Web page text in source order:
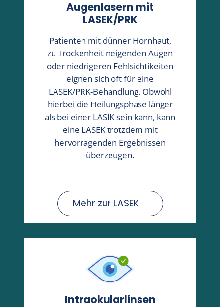
Augenlasern mit
LASEK/PRK
Patienten mit dünner Hornhaut,
zu Trockenheit neigenden Augen
oder niedrigeren Fehlsichtikeiten
eignen sich oft für eine
LASEK/PRK-Behandlung. Obwohl
hierbei die Heilungsphase länger
als bei einer LASIK sein kann, kann
eine LASEK trotzdem mit
hervorragenden Ergebnissen
überzeugen.
Mehr zur LASEK
Intraokularlinsen